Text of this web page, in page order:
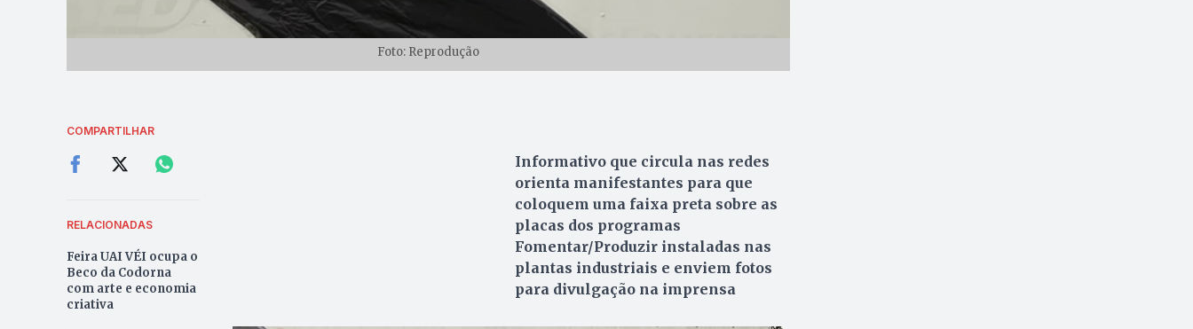
Foto: Reprodução
COMPARTILHAR
RELACIONADAS
Feira UAI VÉI ocupa o
Beco da Codorna
com arte e economia
criativa
Informativo que circula nas redes
orienta manifestantes para que
coloquem uma faixa preta sobre as
placas dos programas
Fomentar/Produzir instaladas nas
plantas industriais e enviem fotos
para divulgação na imprensa